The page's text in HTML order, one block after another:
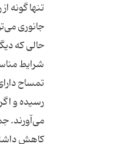
تنها گونه
جانوری
حالی که
شرایط
کاهش